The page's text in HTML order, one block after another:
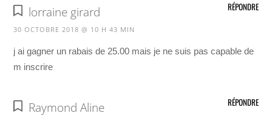
lorraine girard
30 OCTOBRE 2018 @ 10 H 43 MIN
j ai gagner un rabais de 25.00 mais je ne suis pas capable de
m inscrire
RÉPONDRE
Raymond Aline RÉPONDRE